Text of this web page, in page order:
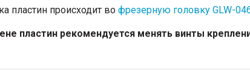
пластин происходит во фрезерную головку GLW-
пластин рекомендуется менять винты